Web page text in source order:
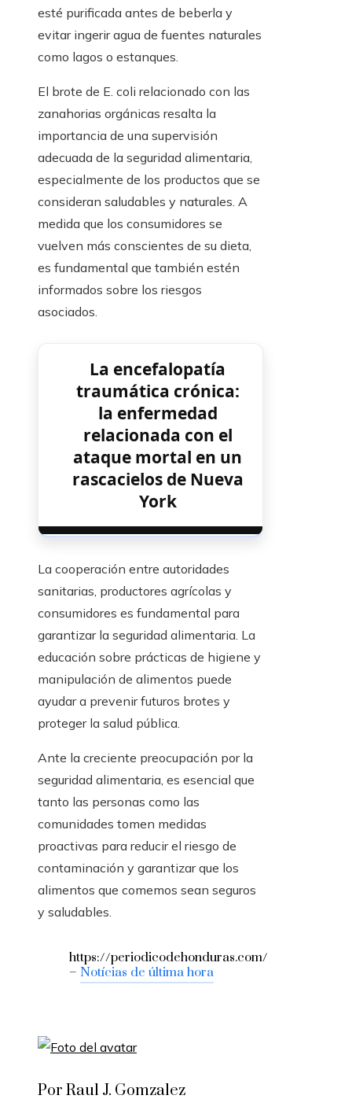
esté purificada antes de beberla y
evitar ingerir agua de fuentes naturales
como lagos o estanques.
El brote de E. coli relacionado con las
zanahorias orgánicas resalta la
importancia de una supervisión
adecuada de la seguridad alimentaria,
especialmente de los productos que se
consideran saludables y naturales. A
medida que los consumidores se
vuelven más conscientes de su dieta,
es fundamental que también estén
informados sobre los riesgos
asociados.
La encefalopatía
traumática crónica:
la enfermedad
relacionada con el
ataque mortal en un
rascacielos de Nueva
York
La cooperación entre autoridades
sanitarias, productores agrícolas y
consumidores es fundamental para
garantizar la seguridad alimentaria. La
educación sobre prácticas de higiene y
manipulación de alimentos puede
ayudar a prevenir futuros brotes y
proteger la salud pública.
Ante la creciente preocupación por la
seguridad alimentaria, es esencial que
tanto las personas como las
comunidades tomen medidas
proactivas para reducir el riesgo de
contaminación y garantizar que los
alimentos que comemos sean seguros
y saludables.
https://periodicodehonduras.com/
– Notícias de última hora
Por Raul J. Gomzalez